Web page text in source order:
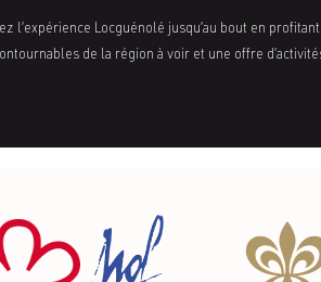
l’expérience Locguénolé jusqu’au bout en
de la région à voir et une offre